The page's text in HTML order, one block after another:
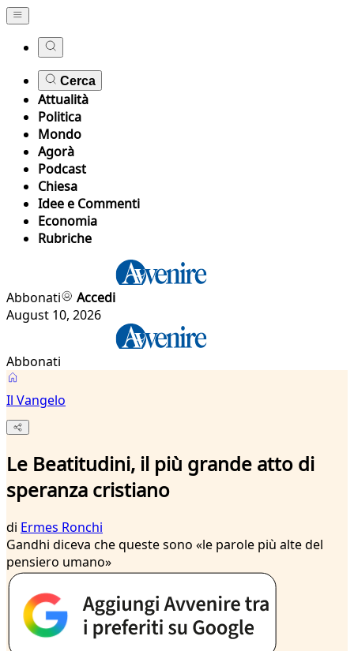
Cerca
Attualità
Politica
Mondo
Agorà
Podcast
Chiesa
Idee e Commenti
Economia
Rubriche
Abbonati
Accedi
August 10, 2026
Abbonati
Il Vangelo
Le Beatitudini, il più grande atto di
speranza cristiano
di Ermes Ronchi
Gandhi diceva che queste sono «le parole più alte del
pensiero umano»